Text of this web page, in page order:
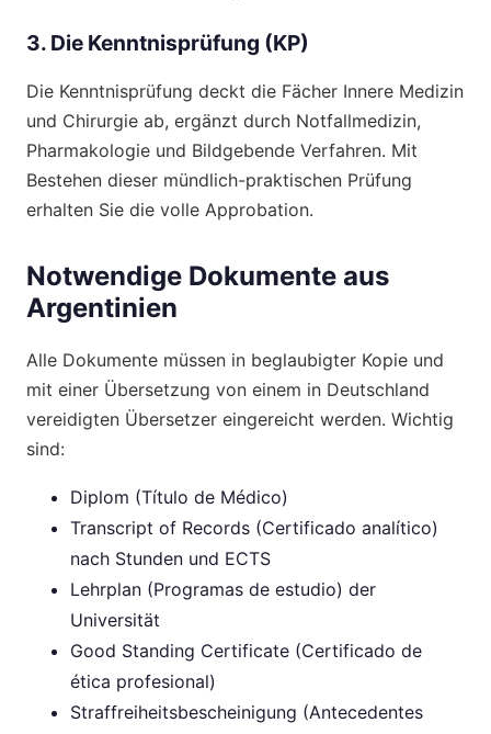
3. Die Kenntnisprüfung (KP)
Die Kenntnisprüfung deckt die Fächer Innere Medizin
und Chirurgie ab, ergänzt durch Notfallmedizin,
Pharmakologie und Bildgebende Verfahren. Mit
Bestehen dieser mündlich-praktischen Prüfung
erhalten Sie die volle Approbation.
Notwendige Dokumente aus
Argentinien
Alle Dokumente müssen in beglaubigter Kopie und
mit einer Übersetzung von einem in Deutschland
vereidigten Übersetzer eingereicht werden. Wichtig
sind:
Diplom (Título de Médico)
Transcript of Records (Certificado analítico)
nach Stunden und ECTS
Lehrplan (Programas de estudio) der
Universität
Good Standing Certificate (Certificado de
ética profesional)
Straffreiheitsbescheinigung (Antecedentes